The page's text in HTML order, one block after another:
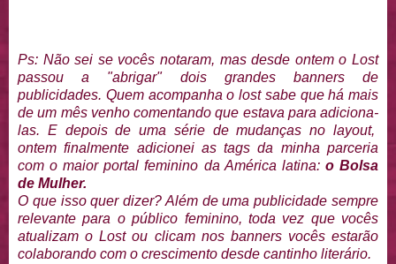
Ps: Não sei se vocês notaram, mas desde ontem o Lost
passou a "abrigar" dois grandes banners de
publicidades. Quem acompanha o lost sabe que há mais
de um mês venho comentando que estava para adiciona-
las. E depois de uma série de mudanças no layout,
ontem finalmente adicionei as tags da minha parceria
com o maior portal feminino da América latina: o Bolsa
de Mulher.
O que isso quer dizer? Além de uma publicidade sempre
relevante para o público feminino, toda vez que vocês
atualizam o Lost ou clicam nos banners vocês estarão
colaborando com o crescimento desde cantinho literário.